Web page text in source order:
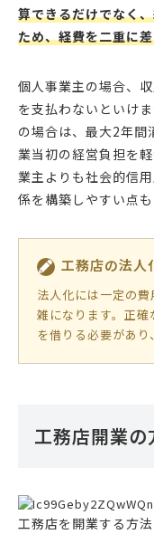
算できるだけでなく
ため、経費を二重に
個人事業主の場合、
を支払わないといけ
の場合は、最大2年間
業当初の経営負担を
業主よりも社会的信
係を構築しやすい点も
工務店の法人
法人化には一定の
雑になります。正
を借りる必要があり
工務店開業の
工務店を開業する方